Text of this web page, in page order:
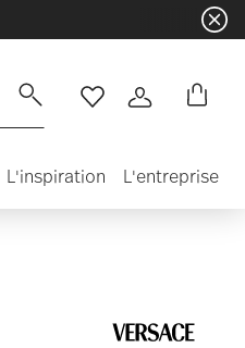
Liste de souhaits
Connexion
L'inspiration L'entreprise